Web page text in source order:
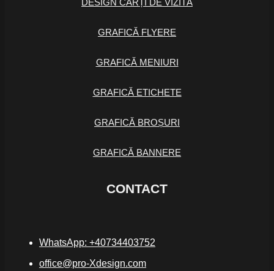
GRAFICĂ FLYERE
GRAFICĂ MENIURI
GRAFICĂ ETICHETE
GRAFICĂ BROȘURI
GRAFICĂ BANNERE
CONTACT
WhatsApp: +40734403752
office@pro-Xdesign.com